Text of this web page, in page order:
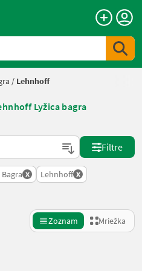
/ Lehnhoff
Lyžica bagra
Filtre
Bagra x Lehnhoff x
Zoznam Mriežka